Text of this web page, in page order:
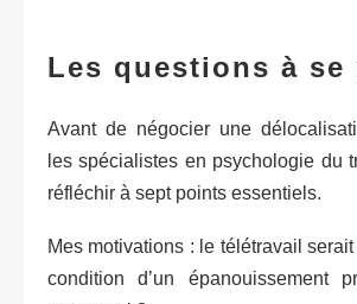
Les questions à se
Avant de négocier une
les spécialistes en psychologie du
réfléchir à sept points essentiels.
Mes motivations : le télétravail
condition d’un épanouissement